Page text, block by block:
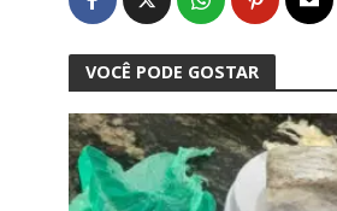
VOCÊ PODE GOSTAR